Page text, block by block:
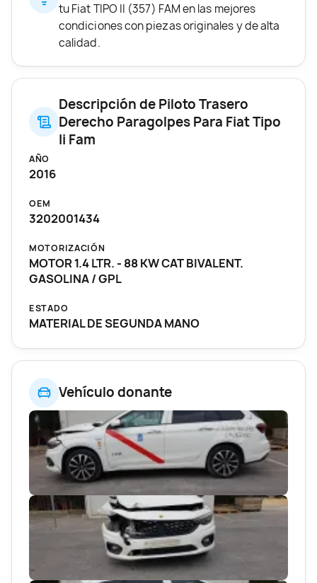
Vehículo donante
tu Fiat TIPO II (357) FAM en las mejores
condiciones con piezas originales y de alta
calidad.
Descripción de Piloto Trasero
Derecho Paragolpes Para Fiat Tipo
Ii Fam
AÑO
2016
OEM
3202001434
MOTORIZACIÓN
MOTOR 1.4 LTR. - 88 KW CAT BIVALENT.
GASOLINA / GPL
ESTADO
MATERIAL DE SEGUNDA MANO